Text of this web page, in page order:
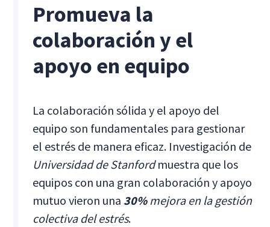
Promueva la
colaboración y el
apoyo en equipo
La colaboración sólida y el apoyo del
equipo son fundamentales para gestionar
el estrés de manera eficaz. Investigación de
Universidad de Stanfordmuestra que los
equipos con una gran colaboración y apoyo
mutuo vieron una 30%mejora en la gestión
colectiva del estrés.